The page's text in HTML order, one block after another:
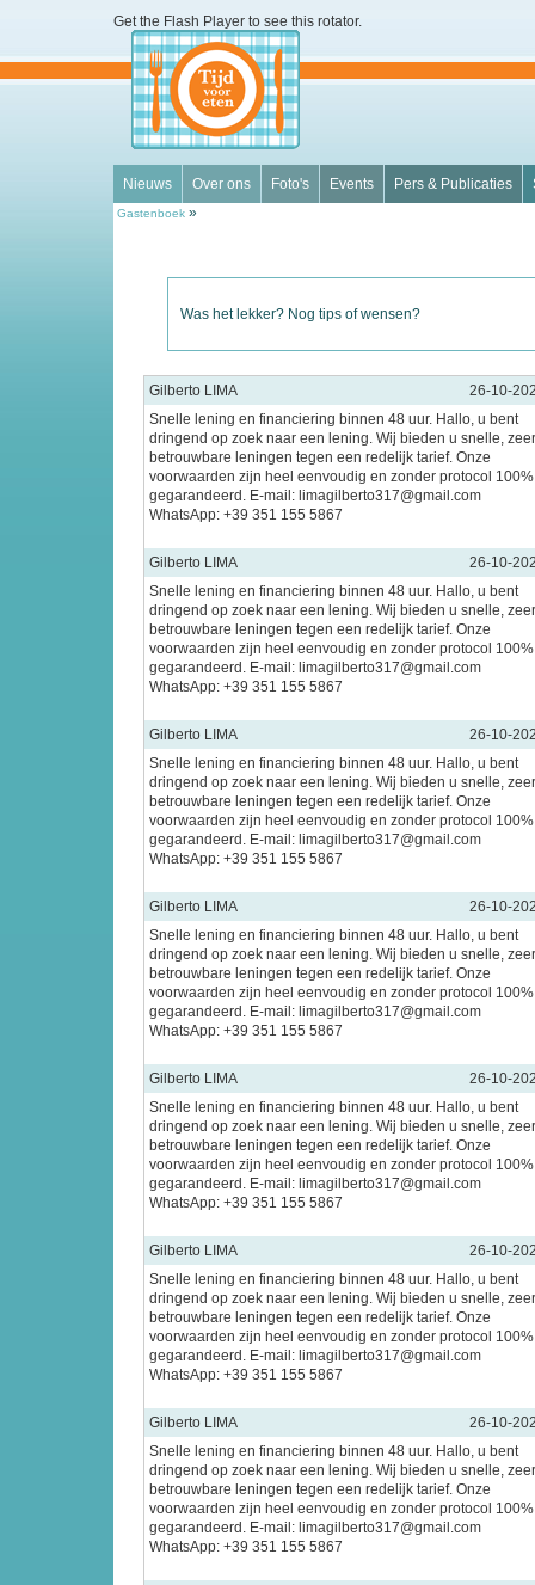
Get the Flash Player to see this rotator.
Nieuws Over ons Foto's Events Pers & Publicaties
Gastenboek »
Was het lekker? Nog tips of wensen?
Gilberto LIMA
26-10-
Snelle lening en financiering binnen 48 uur. Hallo, u bent
dringend op zoek naar een lening. Wij bieden u snelle, zeer
betrouwbare leningen tegen een redelijk tarief. Onze
voorwaarden zijn heel eenvoudig en zonder protocol 100%
gegarandeerd. E-mail: limagilberto317@gmail.com
WhatsApp: +39 351 155 5867
Gilberto LIMA
26-10-
Snelle lening en financiering binnen 48 uur. Hallo, u bent
dringend op zoek naar een lening. Wij bieden u snelle, zeer
betrouwbare leningen tegen een redelijk tarief. Onze
voorwaarden zijn heel eenvoudig en zonder protocol 100%
gegarandeerd. E-mail: limagilberto317@gmail.com
WhatsApp: +39 351 155 5867
Gilberto LIMA
26-10-
Snelle lening en financiering binnen 48 uur. Hallo, u bent
dringend op zoek naar een lening. Wij bieden u snelle, zeer
betrouwbare leningen tegen een redelijk tarief. Onze
voorwaarden zijn heel eenvoudig en zonder protocol 100%
gegarandeerd. E-mail: limagilberto317@gmail.com
WhatsApp: +39 351 155 5867
Gilberto LIMA
26-10-
Snelle lening en financiering binnen 48 uur. Hallo, u bent
dringend op zoek naar een lening. Wij bieden u snelle, zeer
betrouwbare leningen tegen een redelijk tarief. Onze
voorwaarden zijn heel eenvoudig en zonder protocol 100%
gegarandeerd. E-mail: limagilberto317@gmail.com
WhatsApp: +39 351 155 5867
Gilberto LIMA
26-10-
Snelle lening en financiering binnen 48 uur. Hallo, u bent
dringend op zoek naar een lening. Wij bieden u snelle, zeer
betrouwbare leningen tegen een redelijk tarief. Onze
voorwaarden zijn heel eenvoudig en zonder protocol 100%
gegarandeerd. E-mail: limagilberto317@gmail.com
WhatsApp: +39 351 155 5867
Gilberto LIMA
26-10-
Snelle lening en financiering binnen 48 uur. Hallo, u bent
dringend op zoek naar een lening. Wij bieden u snelle, zeer
betrouwbare leningen tegen een redelijk tarief. Onze
voorwaarden zijn heel eenvoudig en zonder protocol 100%
gegarandeerd. E-mail: limagilberto317@gmail.com
WhatsApp: +39 351 155 5867
Gilberto LIMA
26-10-
Snelle lening en financiering binnen 48 uur. Hallo, u bent
dringend op zoek naar een lening. Wij bieden u snelle, zeer
betrouwbare leningen tegen een redelijk tarief. Onze
voorwaarden zijn heel eenvoudig en zonder protocol 100%
gegarandeerd. E-mail: limagilberto317@gmail.com
WhatsApp: +39 351 155 5867